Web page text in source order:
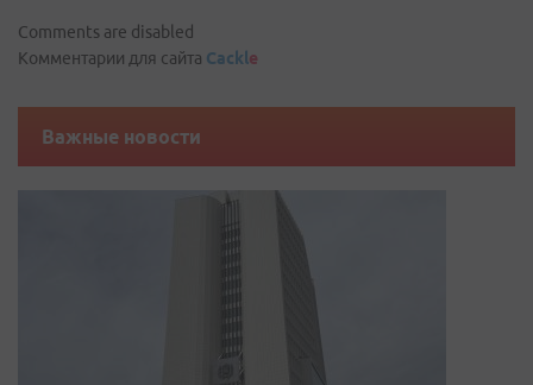
Comments are disabled
Комментарии для сайта Cackle
Важные новости